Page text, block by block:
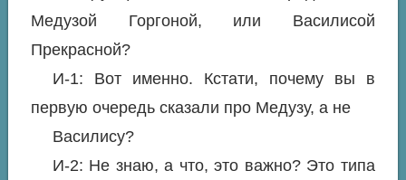
Медузой Горгоной, или Василисой
Прекрасной?
И-1: Вот именно. Кстати, почему вы в
первую очередь сказали про Медузу, а не
Василису?
И-2: Не знаю, а что, это важно? Это типа